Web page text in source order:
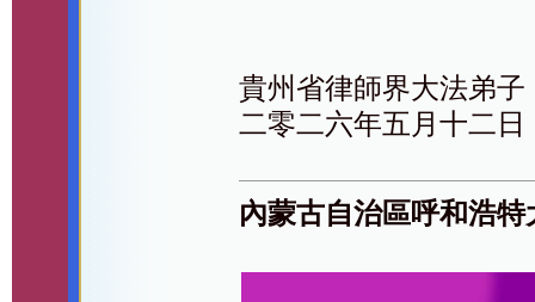
貴州省律師界大法弟子
二零二六年五月十二日
內蒙古自治區呼和浩